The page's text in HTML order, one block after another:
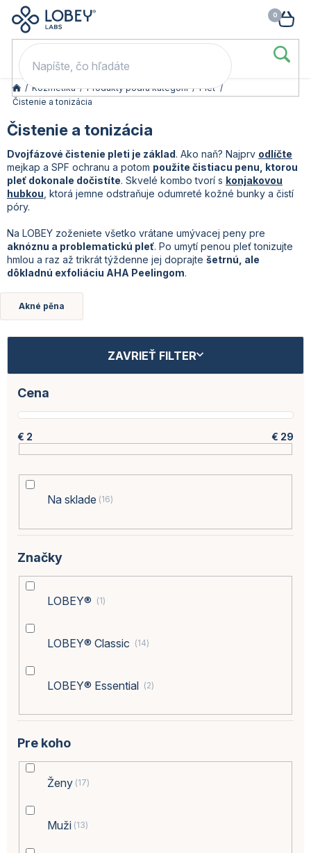
Prejsť
obsah
kódom LOB20 (nad 80 eur). 👉
/ Kozmetika / Produkty podľa kategórií / Pleť /
Čistenie a tonizácia
Čistenie a tonizácia
Dvojfázové čistenie pleti je základ. Ako naň? Najprv odlíčte
mejkap a SPF ochranu a potom použite čistiacu penu, ktorou
pleť dokonale dočistíte. Skvelé kombo tvorí s konjakovou
hubkou , ktorá jemne odstraňuje odumreté kožné bunky a čistí
póry.
Na LOBEY zoženiete všetko vrátane umývacej peny pre
aknóznu a problematickú pleť. Po umytí penou pleť tonizujte
hmlou a raz až trikrát týždenne jej doprajte šetrnú, ale
dôkladnú exfoliáciu AHA Peelingom.
Akné pěna
ZAVRIEŤ FILTER
Cena
€ 2 € 29
Na sklade 16
Značky
LOBEY® 1
LOBEY® Classic 14
LOBEY® Essential 2
Pre koho
Ženy 17
Muži 13
V
p